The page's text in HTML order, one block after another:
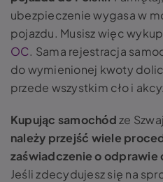
ubezpieczenie wygasa w
pojazdu. Musisz więc
OC. Sama rejestracja
do wymienionej kwoty
przede wszystkim cło i
Kupując samochódze
należy przejść wiele
zaświadczenie o odprawie
Jeśli zdecydujesz się na